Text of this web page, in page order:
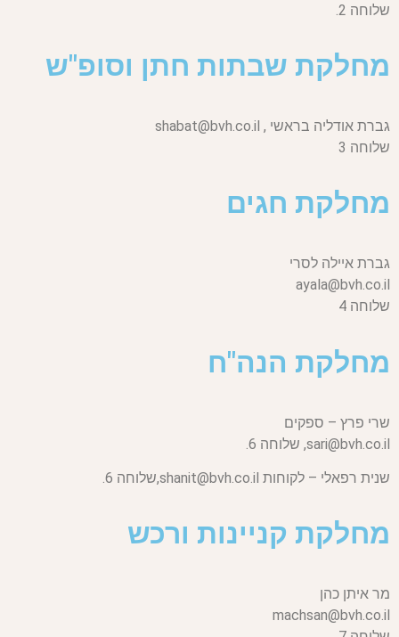
שלוחה 2.
מחלקת שבתות חתן וסופ"ש
גברת אודליה בראשי , shabat@bvh.co.il
שלוחה 3
מחלקת חגים
גברת איילה לסרי
ayala@bvh.co.il
שלוחה 4
מחלקת הנה"ח
שרי פרץ – ספקים
sari@bvh.co.il, שלוחה 6.
שנית רפאלי – לקוחות shanit@bvh.co.il, שלוחה 6.
מחלקת קניינות ורכש
מר איתן כהן
machsan@bvh.co.il